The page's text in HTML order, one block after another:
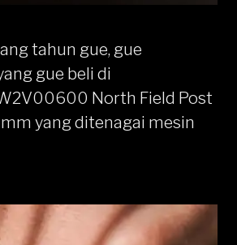
tahun gue, gue
gue beli di
North Field Post
yang ditenagai mesin